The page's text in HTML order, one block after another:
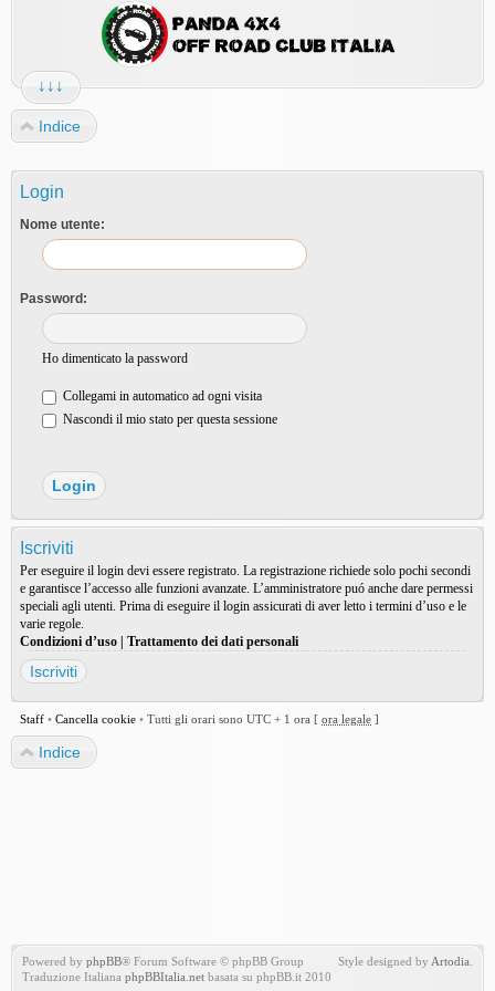
↓↓↓
Indice
Login
Nome utente:
Password:
Ho dimenticato la password
Collegami in automatico ad ogni visita
Nascondi il mio stato per questa sessione
Iscriviti
Per eseguire il login devi essere registrato. La registrazione richiede solo pochi secondi
e garantisce l’accesso alle funzioni avanzate. L’amministratore puó anche dare permessi
speciali agli utenti. Prima di eseguire il login assicurati di aver letto i termini d’uso e le
varie regole.
Condizioni d’uso
Trattamento dei dati personali
Iscriviti
Staff • Cancella cookie • Tutti gli orari sono UTC + 1 ora [ ora legale ]
Indice
Powered by phpBB® Forum Software © phpBB Group
Traduzione Italiana phpBBItalia.net basata su phpBB.it 2010
Style designed by Artodia